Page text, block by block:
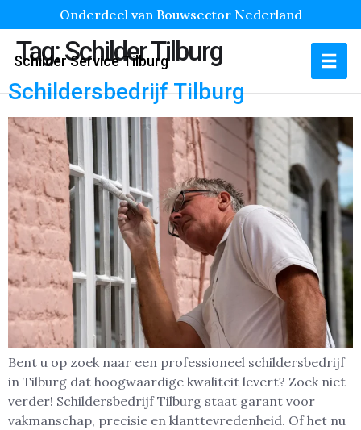
Onderdeel van Bouwsector Nederland
Schilder Service Tilburg
Tag:Schilder Tilburg
Schildersbedrijf Tilburg
Bent u op zoek naar een professioneel schildersbedrijf
in Tilburg dat hoogwaardige kwaliteit levert? Zoek niet
verder! Schildersbedrijf Tilburg staat garant voor
vakmanschap, precisie en klanttevredenheid. Of het nu